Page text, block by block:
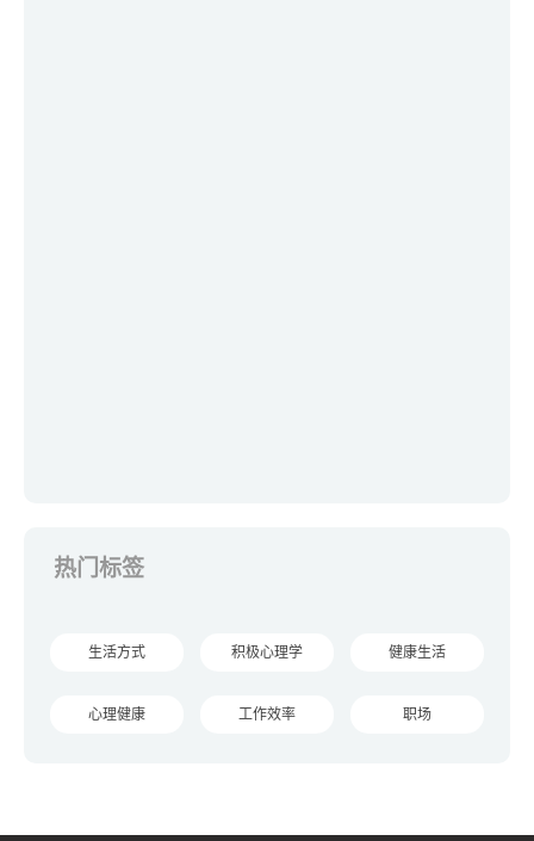
热门标签
生活方式 积极心理学 健康生活
心理健康 工作效率 职场